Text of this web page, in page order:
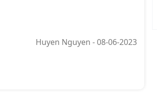
Huyen Nguyen - 08-06-2023